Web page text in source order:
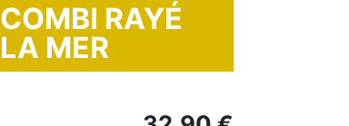
COMBI RAYÉ
LA MER